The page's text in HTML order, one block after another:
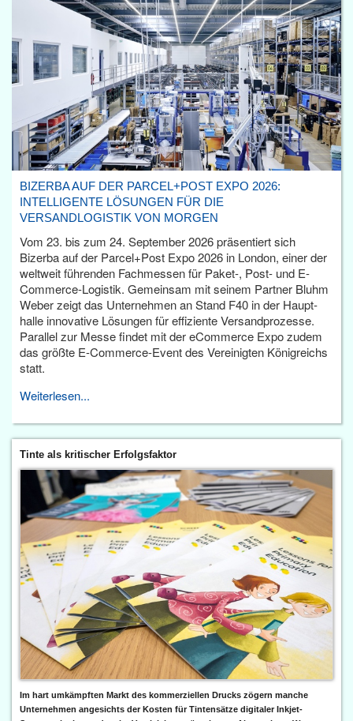
BIZERBA AUF DER PARCEL+POST EXPO 2026:
INTELLIGENTE LÖSUNGEN FÜR DIE
VERSANDLOGISTIK VON MORGEN
Vom 23. bis zum 24. September 2026 präsentiert sich
Bizerba auf der Parcel+Post Expo 2026 in London, einer der
weltweit führenden Fachmessen für Paket-, Post- und E-
Commerce-Logistik. Gemeinsam mit seinem Partner Bluhm
Weber zeigt das Unternehmen an Stand F40 in der Haupt­
halle innovative Lösungen für effiziente Versandprozesse.
Parallel zur Messe findet mit der eCommerce Expo zudem
das größte E-Commerce-Event des Vereinigten Königreichs
statt.
Weiterlesen...
Tinte als kritischer Erfolgsfaktor
Im hart umkämpften Markt des kommerziellen Drucks zögern manche
Unternehmen angesichts der Kosten für Tintensätze digitaler Inkjet-